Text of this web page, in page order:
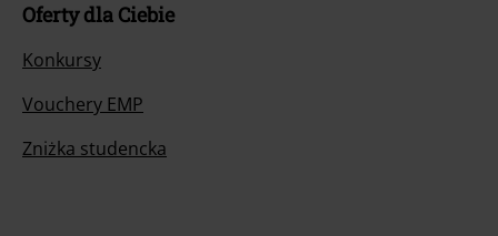
Oferty dla Ciebie
Konkursy
Vouchery EMP
Zniżka studencka